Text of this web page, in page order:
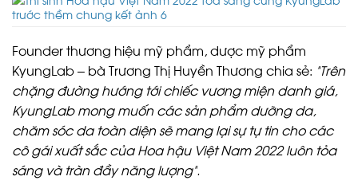
Founder thương hiệu mỹ phẩm, dược mỹ phẩm
KyungLab – bà Trương Thị Huyền Thương chia sẻ: “Trên
chặng đường hướng tới chiếc vương miện danh giá,
KyungLab mong muốn các sản phẩm dưỡng da,
chăm sóc da toàn diện sẽ mang lại sự tự tin cho các
cô gái xuất sắc của Hoa hậu Việt Nam 2022 luôn tỏa
sáng và tràn đầy năng lượng”.